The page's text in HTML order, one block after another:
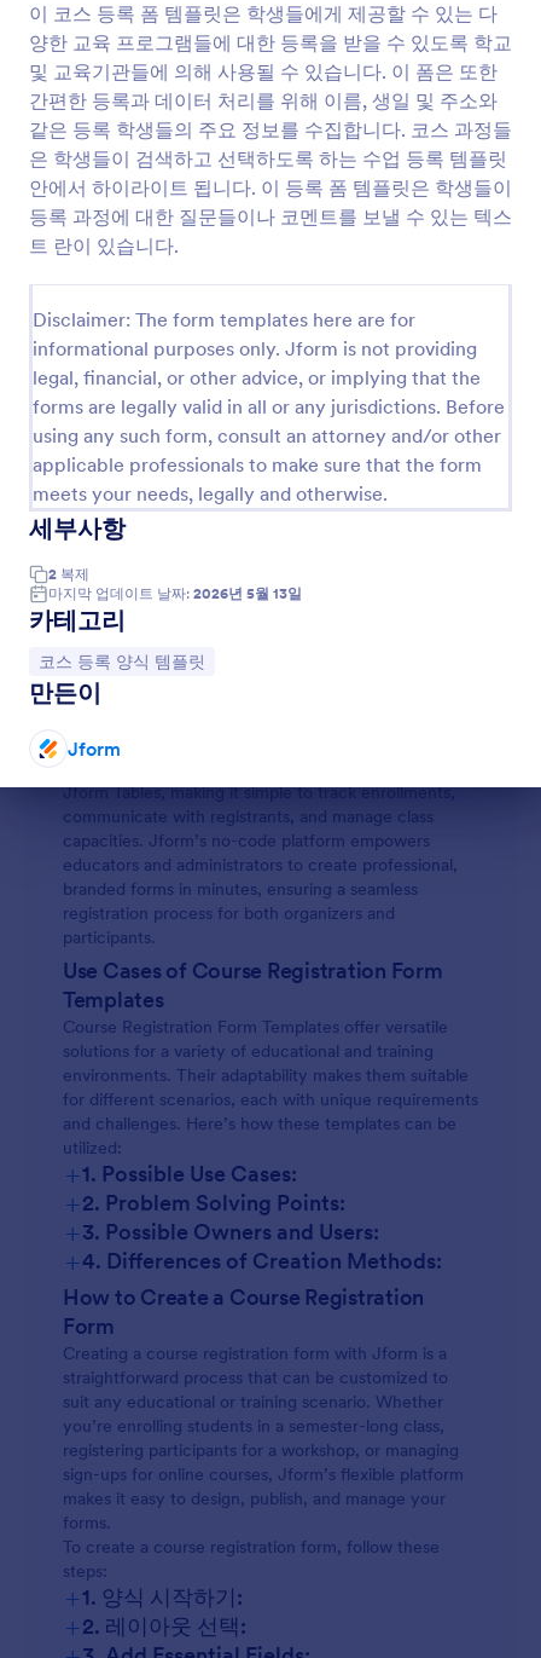
이 코스 등록 폼 템플릿은 학생들에게 제공할 수 있는 다
양한 교육 프로그램들에 대한 등록을 받을 수 있도록 학교
및 교육기관들에 의해 사용될 수 있습니다. 이 폼은 또한
간편한 등록과 데이터 처리를 위해 이름, 생일 및 주소와
같은 등록 학생들의 주요 정보를 수집합니다. 코스 과정들
은 학생들이 검색하고 선택하도록 하는 수업 등록 템플릿
안에서 하이라이트 됩니다. 이 등록 폼 템플릿은 학생들이
등록 과정에 대한 질문들이나 코멘트를 보낼 수 있는 텍스
트 란이 있습니다.
Disclaimer: The form templates here are for
informational purposes only. Jform is not providing
legal, financial, or other advice, or implying that the
forms are legally valid in all or any jurisdictions. Before
using any such form, consult an attorney and/or other
applicable professionals to make sure that the form
meets your needs, legally and otherwise.
세부사항
2 복제
마지막 업데이트 날짜: 2026년 5월 13일
카테고리
카테고리로 이동:
코스 등록 양식 템플릿
만든이
Jform
대화 종료
이나 코멘트를 보낼 수 있는 텍스트 란이 있습니다.
미리보기
코스 등록 양식 템플릿 정보
Course Registration Form Templates are specialized
online forms designed to streamline the process of
enrolling students or participants in educational
courses, training sessions, workshops, or seminars.
These templates are commonly used by schools,
universities, training centers, and independent
instructors to collect essential information such as
participant details, course preferences, payment
information, and prerequisite qualifications. Whether
you’re managing a single class or coordinating a multi-
automate and organize the intake process, reducing
manual paperwork and minimizing errors.
With Jform, users can easily customize and deploy
Leveraging Jform’s intuitive drag-and-drop Form
Builder, you can add or modify fields, integrate
tailor the registration experience for each course.
Jform Tables, making it simple to track enrollments,
communicate with registrants, and manage class
capacities. Jform’s no-code platform empowers
educators and administrators to create professional,
branded forms in minutes, ensuring a seamless
registration process for both organizers and
participants.
Use Cases of Course Registration Form
Templates
Course Registration Form Templates offer versatile
solutions for a variety of educational and training
environments. Their adaptability makes them suitable
for different scenarios, each with unique requirements
and challenges. Here’s how these templates can be
utilized:
+1. Possible Use Cases:
School and University Course Enrollment:
Workshop and Seminar Sign-Ups:
Online Course Registration:
Corporate Training Programs:
Extracurricular Activities:
+2. Problem Solving Points:
+3. Possible Owners and Users:
+4. Differences of Creation Methods:
Academic Enrollment:
Workshops/Seminars:
Online Courses:
Corporate Training:
How to Create a Course Registration
Form
Creating a course registration form with Jform is a
straightforward process that can be customized to
suit any educational or training scenario. Whether
you’re enrolling students in a semester-long class,
registering participants for a workshop, or managing
sign-ups for online courses, Jform’s flexible platform
makes it easy to design, publish, and manage your
forms.
To create a course registration form, follow these
steps:
+1. 양식 시작하기:
+2. 레이아웃 선택: